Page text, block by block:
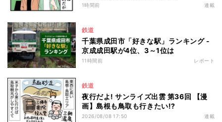
1時間前 連載
鉄道
千葉県成田市「好きな駅」ランキング -
京成成田駅が4位、3～1位は
11時間前 レポート
鉄道
夜行だよ! サンライズ出雲 第36回 【漫
画】島根も鳥取も行きたい!?
2026/08/08 17:50 連載